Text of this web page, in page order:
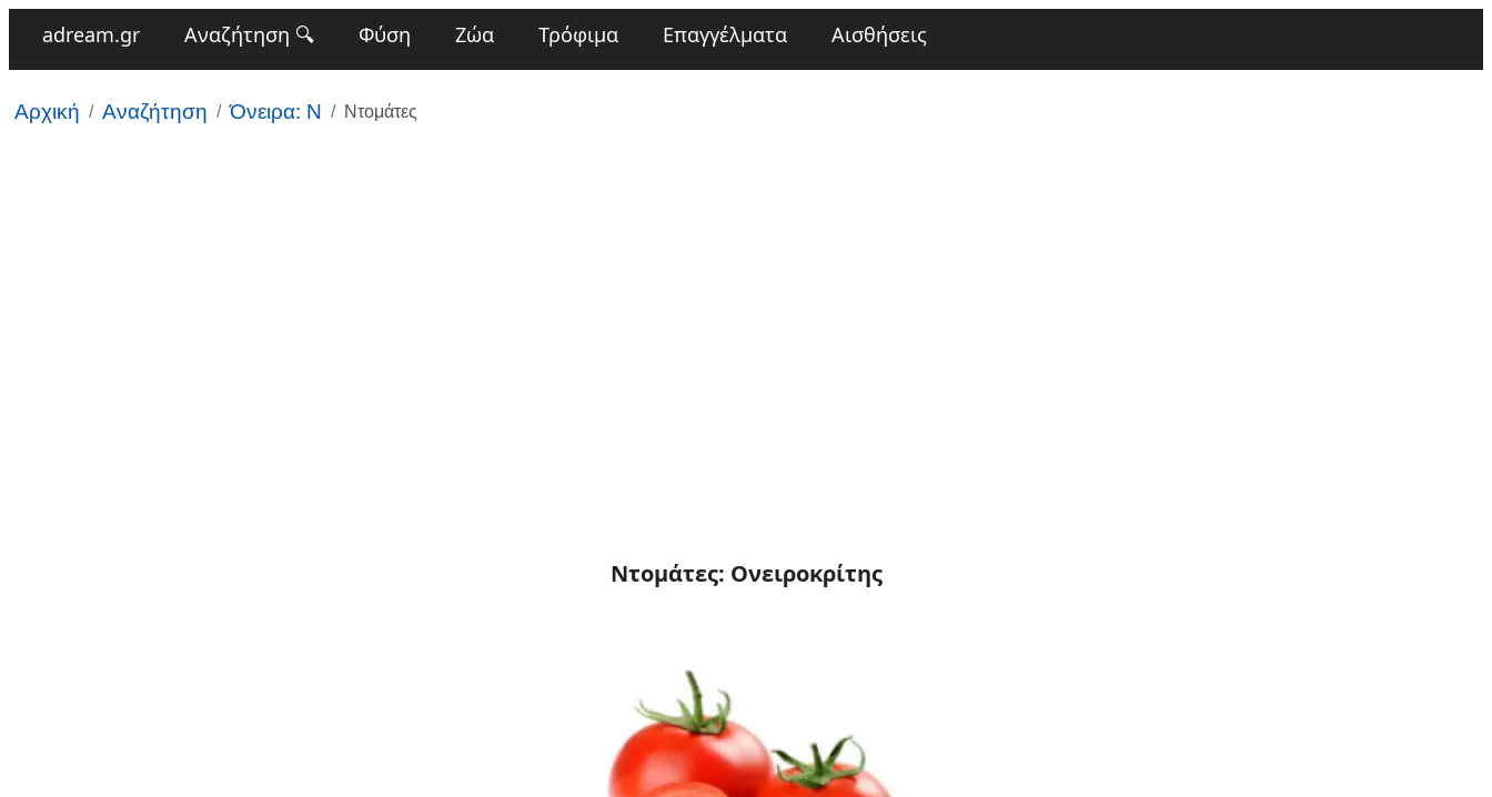
adream.gr Αναζήτηση 🔍 Φύση Ζώα Τρόφιμα Επαγγέλματα Αισθήσεις
Αρχική Αναζήτηση Όνειρα: Ν Ντομάτες
Ντομάτες: Ονειροκρίτης